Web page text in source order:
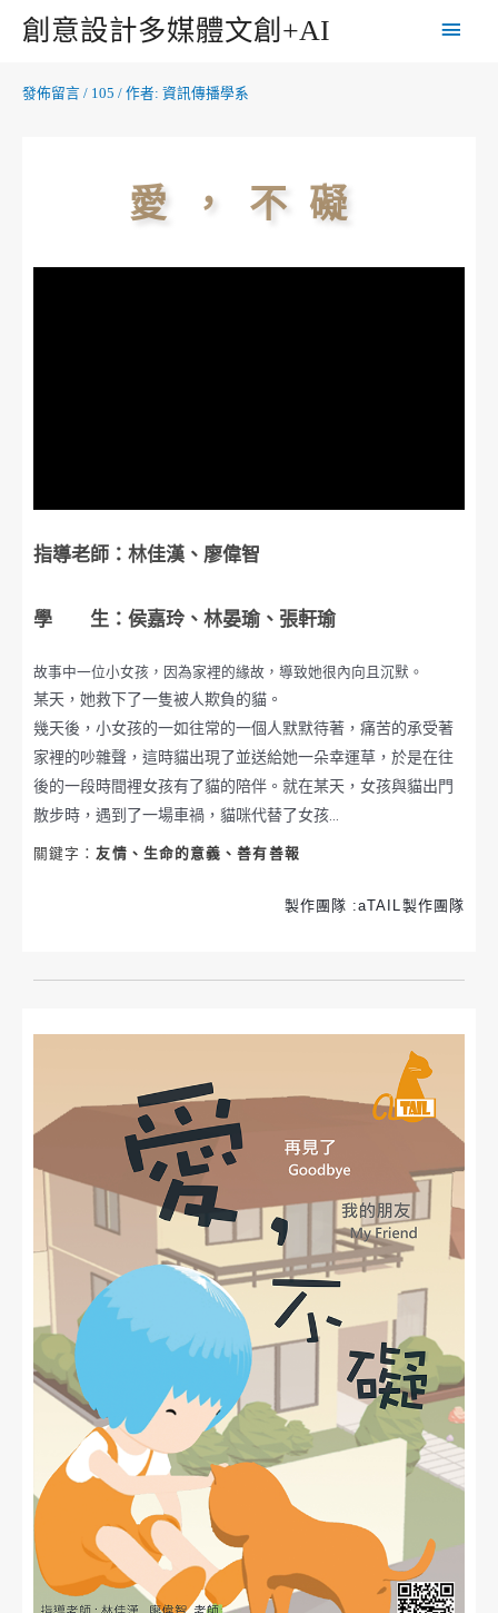
創意設計多媒體文創+AI
發佈留言 / 105 / 作者: 資訊傳播學系
愛，不礙
指導老師：林佳漢、廖偉智
學 生：侯嘉玲、林晏瑜、張軒瑜
故事中一位小女孩，因為家裡的緣故，導致她很內向且沉默。
某天，她救下了一隻被人欺負的貓。
幾天後，小女孩的一如往常的一個人默默待著，痛苦的承受著
家裡的吵雜聲，這時貓出現了並送給她一朵幸運草，於是在往
後的一段時間裡女孩有了貓的陪伴。 就在某天，女孩與貓出門
散步時，遇到了一場車禍，貓咪代替了女孩…
關鍵字：友情、生命的意義、善有善報
製作團隊 :aTAIL製作團隊